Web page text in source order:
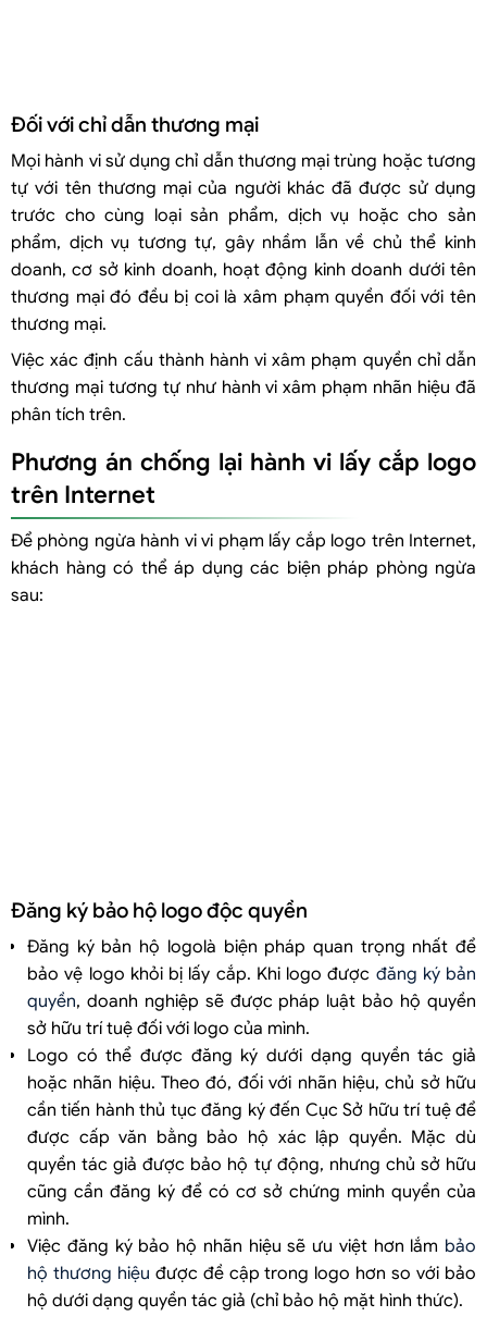
Đối với chỉ dẫn thương mại
Mọi hành vi sử dụng chỉ dẫn thương mại trùng hoặc tương
tự với tên thương mại của người khác đã được sử dụng
trước cho cùng loại sản phẩm, dịch vụ hoặc cho sản
phẩm, dịch vụ tương tự, gây nhầm lẫn về chủ thể kinh
doanh, cơ sở kinh doanh, hoạt động kinh doanh dưới tên
thương mại đó đều bị coi là xâm phạm quyền đối với tên
thương mại.
Việc xác định cấu thành hành vi xâm phạm quyền chỉ dẫn
thương mại tương tự như hành vi xâm phạm nhãn hiệu đã
phân tích trên.
Phương án chống lại hành vi lấy cắp logo
trên Internet
Để phòng ngừa hành vi vi phạm lấy cắp logo trên Internet,
khách hàng có thể áp dụng các biện pháp phòng ngừa
sau:
Đăng ký bảo hộ logo độc quyền
Đăng ký bản hộ logolà biện pháp quan trọng nhất để
bảo vệ logo khỏi bị lấy cắp. Khi logo được đăng ký bản
quyền, doanh nghiệp sẽ được pháp luật bảo hộ quyền
sở hữu trí tuệ đối với logo của mình.
Logo có thể được đăng ký dưới dạng quyền tác giả
hoặc nhãn hiệu. Theo đó, đối với nhãn hiệu, chủ sở hữu
cần tiến hành thủ tục đăng ký đến Cục Sở hữu trí tuệ để
được cấp văn bằng bảo hộ xác lập quyền. Mặc dù
quyền tác giả được bảo hộ tự động, nhưng chủ sở hữu
cũng cần đăng ký để có cơ sở chứng minh quyền của
mình.
Việc đăng ký bảo hộ nhãn hiệu sẽ ưu việt hơn lắm bảo
hộ thương hiệu được đề cập trong logo hơn so với bảo
hộ dưới dạng quyền tác giả (chỉ bảo hộ mặt hình thức).